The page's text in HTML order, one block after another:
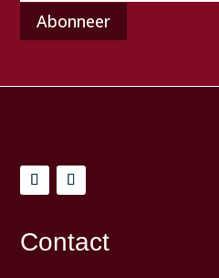
mailadres(Vereist)
Contact